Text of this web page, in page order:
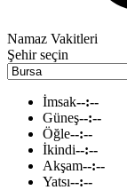
Namaz Vakitleri
Şehir seçin
İmsak--:--
Güneş--:--
Öğle--:--
İkindi--:--
Akşam--:--
Yatsı--:--